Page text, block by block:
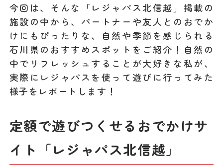
今回は、そんな「レジャパス北信越」掲載の
施設の中から、パートナーや友人とのおでか
けにもぴったりな、自然や季節を感じられる
石川県のおすすめスポットをご紹介！自然の
中でリフレッシュすることが大好きな私が、
実際にレジャパスを使って遊びに行ってみた
様子をレポートします！
定額で遊びつくせるおでかけサ
イト「レジャパス北信越」